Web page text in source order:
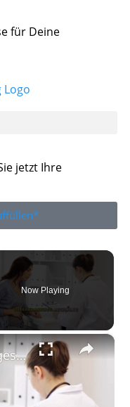
für Deine
jetzt Ihre
Now Playing
×
Beim Arzt nichts vergessen - Diese 5 Infos sind entscheidend!